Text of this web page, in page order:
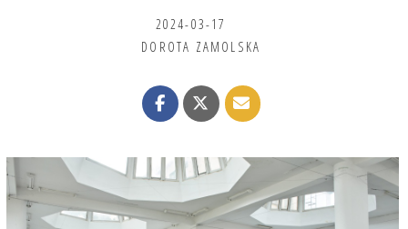
2024-03-17
DOROTA ZAMOLSKA